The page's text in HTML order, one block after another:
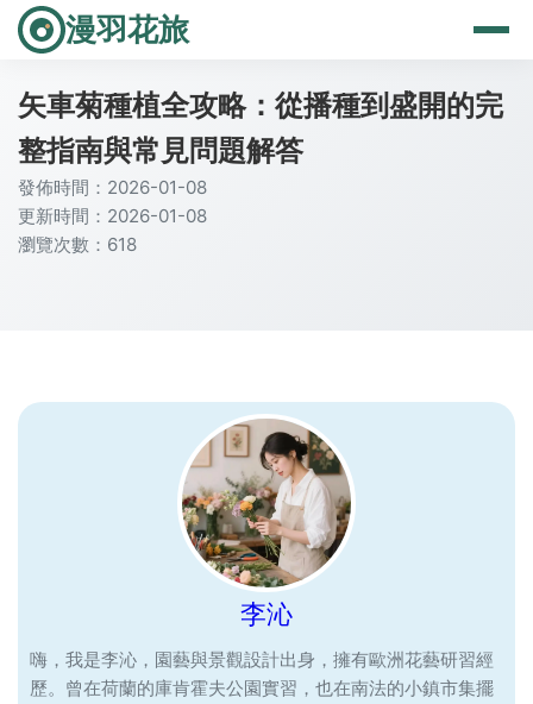
漫羽花旅
矢車菊種植全攻略：從播種到盛開的完
整指南與常見問題解答
發佈時間：2026-01-08
更新時間：2026-01-08
瀏覽次數：618
李沁
嗨，我是李沁，園藝與景觀設計出身，擁有歐洲花藝研習經
歷。曾在荷蘭的庫肯霍夫公園實習，也在南法的小鎮市集擺